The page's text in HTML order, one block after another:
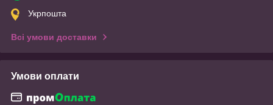
Укрпошта
Всі умови доставки
Умови оплати